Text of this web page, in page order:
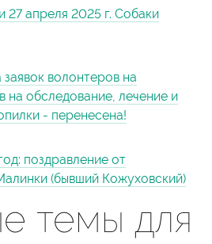
27 апреля 2025 г. Собаки
волонтеров на
на обследование, лечение и
- перенесена!
поздравление от
(бывший Кожуховский)
темы для